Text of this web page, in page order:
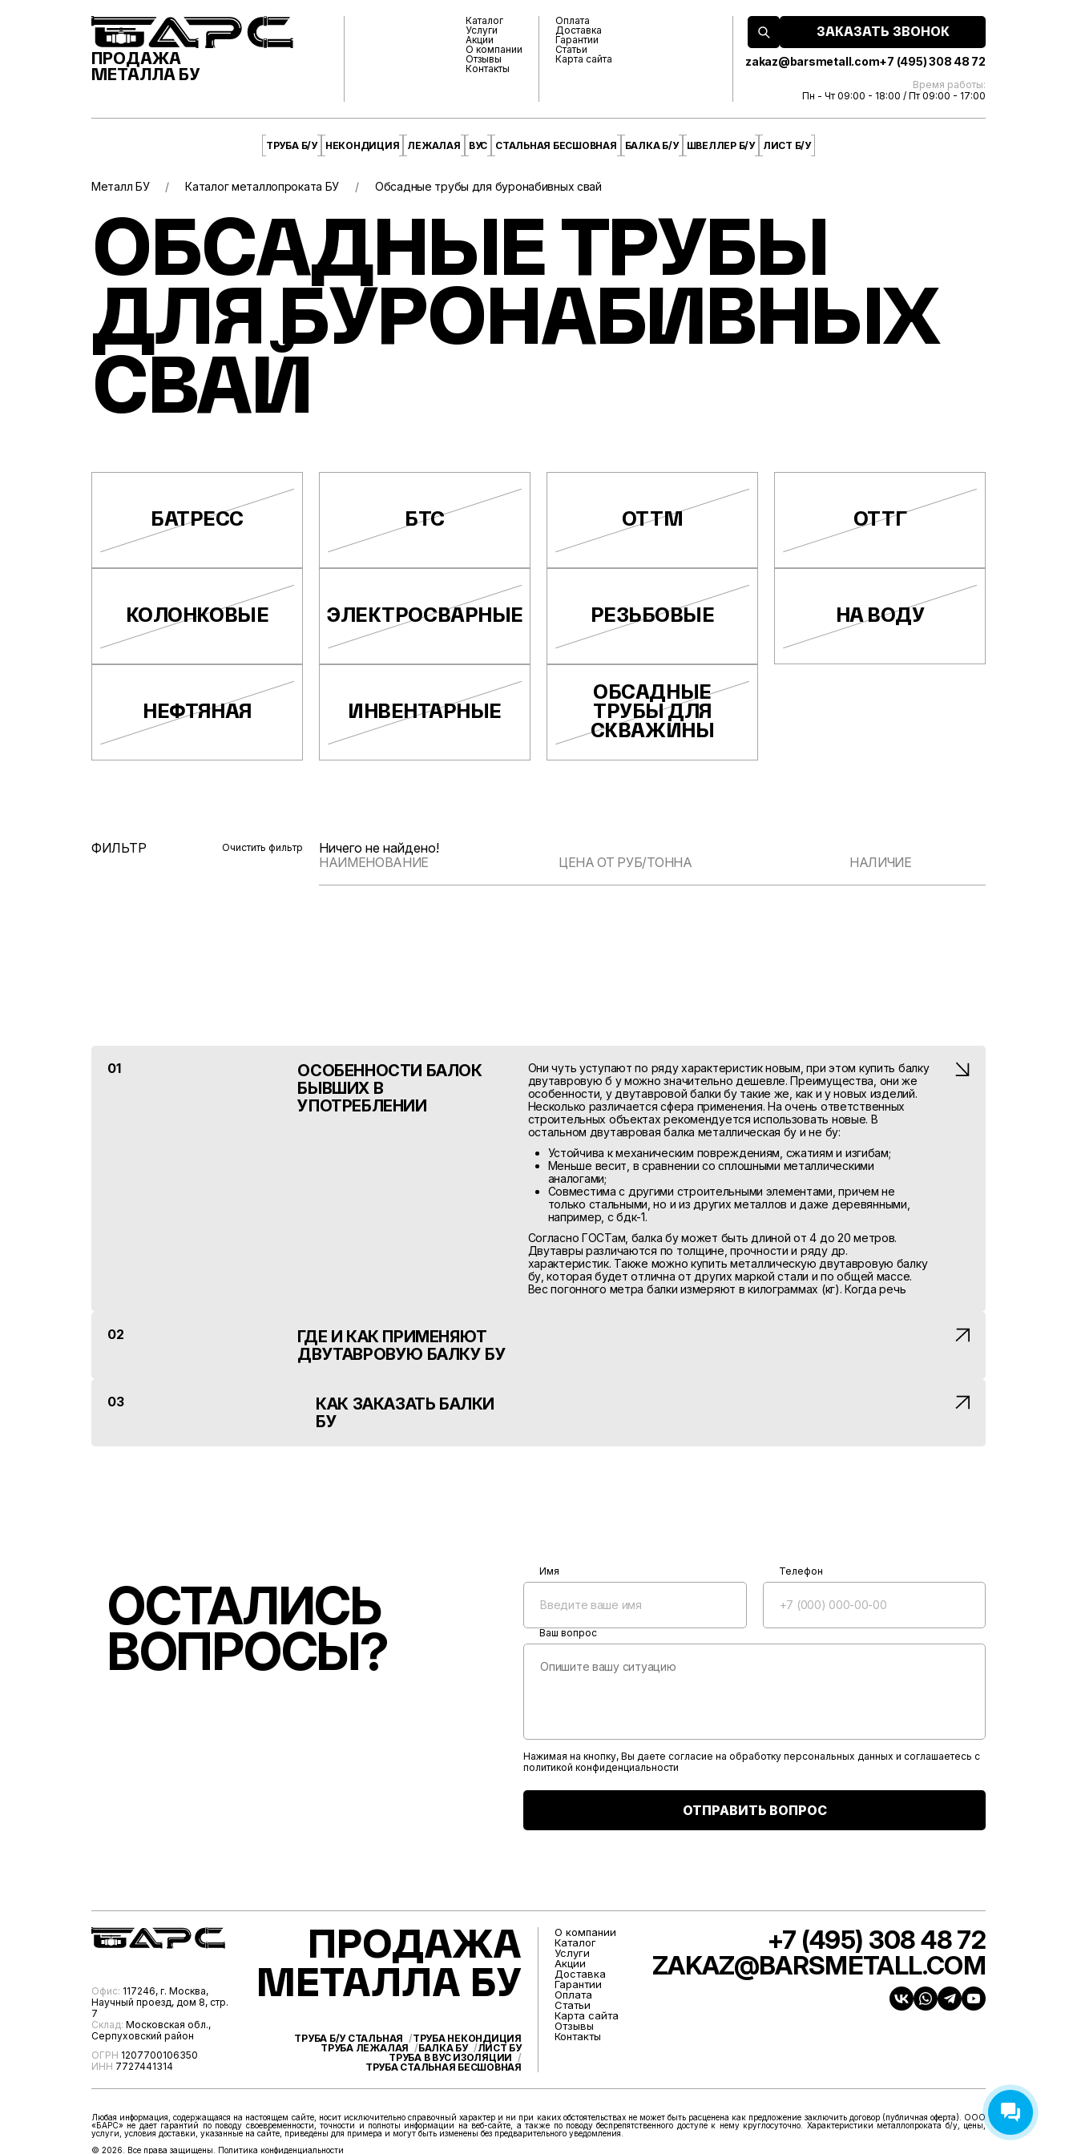
ПРОДАЖА
МЕТАЛЛА БУ
Каталог
Услуги
Акции
О компании
Отзывы
Контакты
Оплата
Доставка
Гарантии
Статьи
Карта сайта
ЗАКАЗАТЬ ЗВОНОК
zakaz@barsmetall.com+7 (495) 308 48 72
Время работы:
Пн - Чт 09:00 - 18:00 / Пт 09:00 - 17:00
ТРУБА Б/У НЕКОНДИЦИЯ ЛЕЖАЛАЯ ВУС СТАЛЬНАЯ БЕСШОВНАЯ БАЛКА Б/У ШВЕЛЛЕР Б/У ЛИСТ Б/У
Металл БУ Каталог металлопроката БУ Обсадные трубы для буронабивных свай
ОБСАДНЫЕ ТРУБЫ
ДЛЯ БУРОНАБИВНЫХ
СВАЙ
БАТРЕСС БТС ОТТМ ОТТГ
КОЛОНКОВЫЕ ЭЛЕКТРОСВАРНЫЕ РЕЗЬБОВЫЕ НА ВОДУ
НЕФТЯНАЯ ИНВЕНТАРНЫЕ
ОБСАДНЫЕ
ТРУБЫ ДЛЯ
СКВАЖИНЫ
ФИЛЬТР Очистить фильтр
Ничего не найдено!
НАИМЕНОВАНИЕ
ЦЕНА ОТ РУБ/ТОННА НАЛИЧИЕ
01
ОСОБЕННОСТИ БАЛОК
БЫВШИХ В
УПОТРЕБЛЕНИИ
Они чуть уступают по ряду характеристик новым, при этом купить балку
двутавровую б у можно значительно дешевле. Преимущества, они же
особенности, у двутавровой балки бу такие же, как и у новых изделий.
Несколько различается сфера применения. На очень ответственных
строительных объектах рекомендуется использовать новые. В
остальном двутавровая балка металлическая бу и не бу:
Устойчива к механическим повреждениям, сжатиям и изгибам;
Меньше весит, в сравнении со сплошными металлическими
аналогами;
Совместима с другими строительными элементами, причем не
только стальными, но и из других металлов и даже деревянными,
например, с бдк-1.
Согласно ГОСТам, балка бу может быть длиной от 4 до 20 метров.
Двутавры различаются по толщине, прочности и ряду др.
характеристик. Также можно купить металлическую двутавровую балку
бу, которая будет отлична от других маркой стали и по общей массе.
Вес погонного метра балки измеряют в килограммах (кг). Когда речь
02
ГДЕ И КАК ПРИМЕНЯЮТ
ДВУТАВРОВУЮ БАЛКУ БУ
03
КАК ЗАКАЗАТЬ БАЛКИ
БУ
ОСТАЛИСЬ
ВОПРОСЫ?
Имя Телефон
Ваш вопрос
Нажимая на кнопку, Вы даете согласие на обработку персональных данных и соглашаетесь с
политикой конфиденциальности
ОТПРАВИТЬ ВОПРОС
Офис: 117246, г. Москва,
Научный проезд, дом 8, стр.
7
Склад: Московская обл.,
Серпуховский район
ОГРН 1207700106350
ИНН 7727441314
ПРОДАЖА
МЕТАЛЛА БУ
ТРУБА Б/У СТАЛЬНАЯ
ТРУБА НЕКОНДИЦИЯ
ТРУБА ЛЕЖАЛАЯ
БАЛКА БУ
ЛИСТ БУ
ТРУБА В ВУС ИЗОЛЯЦИИ
ТРУБА СТАЛЬНАЯ БЕСШОВНАЯ
О компании
Каталог
Услуги
Акции
Доставка
Гарантии
Оплата
Статьи
Карта сайта
Отзывы
Контакты
+7 (495) 308 48 72
ZAKAZ@BARSMETALL.COM
Любая информация, содержащаяся на настоящем сайте, носит исключительно справочный характер и ни при каких обстоятельствах не может быть расценена как предложение заключить договор (публичная оферта). ООО
«БАРС» не дает гарантий по поводу своевременности, точности и полноты информации на веб-сайте, а также по поводу беспрепятственного доступе к нему круглосуточно. Характеристики металлопроката б/у, цены,
услуги, условия доставки, указанные на сайте, приведены для примера и могут быть изменены без предварительного уведомления.
© 2026. Все права защищены. Политика конфиденциальности